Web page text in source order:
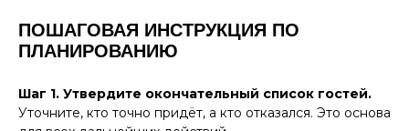
ПОШАГОВАЯ ИНСТРУКЦИЯ ПО
ПЛАНИРОВАНИЮ
Шаг 1. Утвердите окончательный список гостей.
Уточните, кто точно придёт, а кто отказался. Это основа